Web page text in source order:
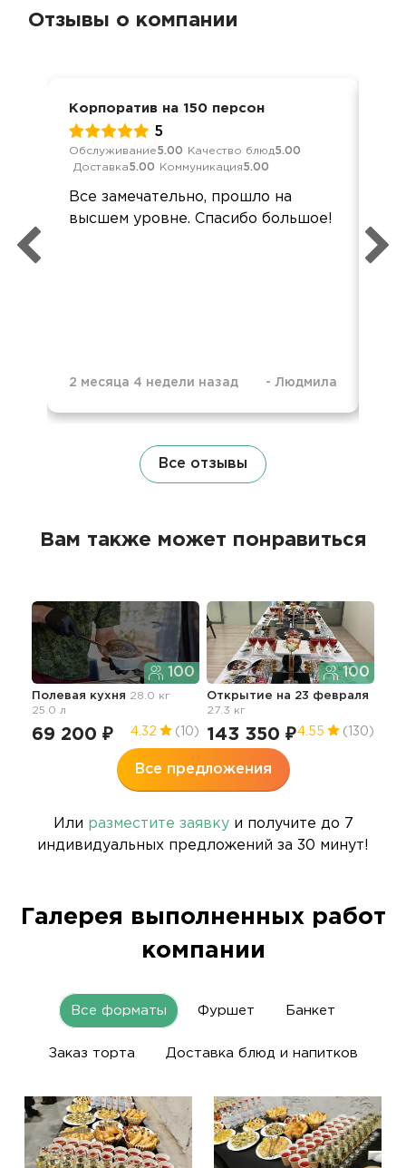
Отзывы о компании
Корпоратив на 150 персон
5
Обслуживание5.00 Качество блюд5.00
Доставка5.00 Коммуникация5.00
Все замечательно, прошло на
высшем уровне. Спасибо большое!
2 месяца 4 недели назад - Людмила
Все отзывы
Вам также может понравиться
100
Полевая кухня 28.0 кг
25.0 л
69 200 ₽ 4.32 (10)
100
Открытие на 23 февраля
27.3 кг
143 350 ₽4.55 (130)
Все предложения
Или разместите заявкуи получите до 7
индивидуальных предложений за 30 минут!
Галерея выполненных работ
компании
Все форматы Фуршет Банкет
Заказ торта Доставка блюд и напитков